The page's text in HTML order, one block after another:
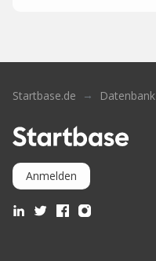
Startbase.de Datenbank
Anmelden